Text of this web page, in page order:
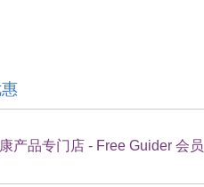
产品专门店 - Free Guider 会员